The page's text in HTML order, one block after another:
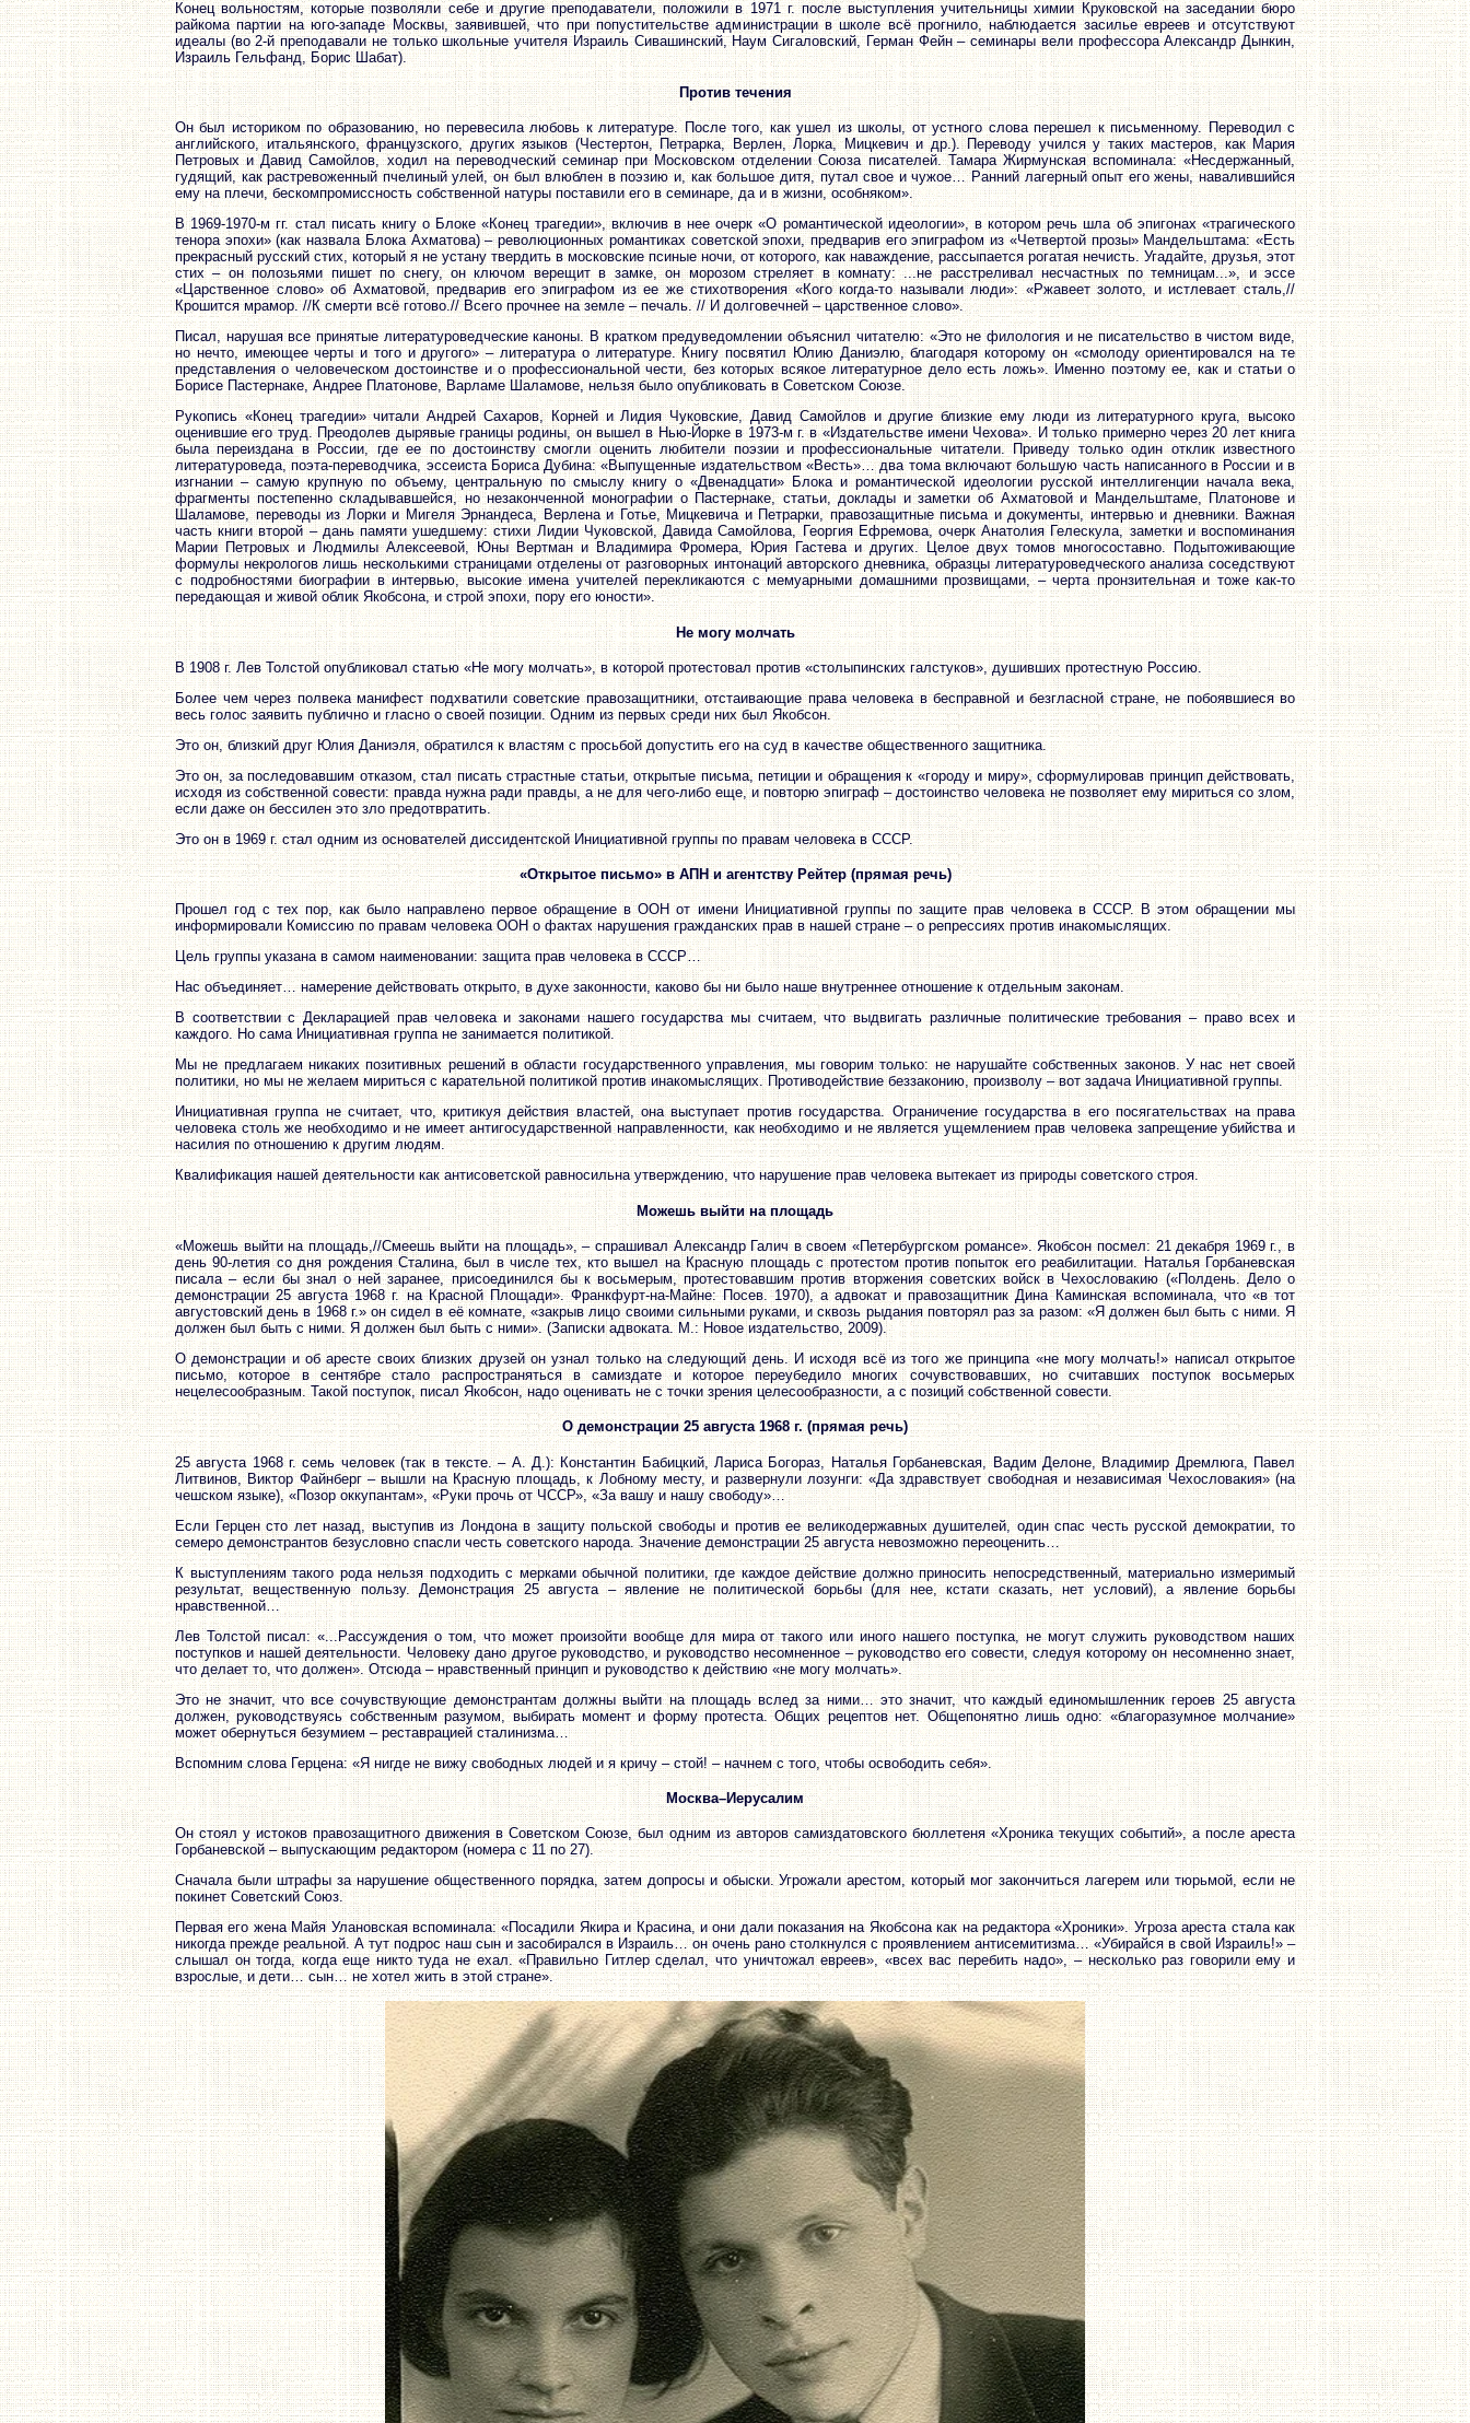
Конец вольностям, которые позволяли себе и другие преподаватели, положили в 1971 г. после выступления учительницы химии Круковской на заседании бюро
райкома партии на юго-западе Москвы, заявившей, что при попустительстве администрации в школе всё прогнило, наблюдается засилье евреев и отсутствуют
идеалы (во 2-й преподавали не только школьные учителя Израиль Сивашинский, Наум Сигаловский, Герман Фейн – семинары вели профессора Александр Дынкин,
Израиль Гельфанд, Борис Шабат).
Против течения
Он был историком по образованию, но перевесила любовь к литературе. После того, как ушел из школы, от устного слова перешел к письменному. Переводил с
английского, итальянского, французского, других языков (Честертон, Петрарка, Верлен, Лорка, Мицкевич и др.). Переводу учился у таких мастеров, как Мария
Петровых и Давид Самойлов, ходил на переводческий семинар при Московском отделении Союза писателей. Тамара Жирмунская вспоминала: «Несдержанный,
гудящий, как растревоженный пчелиный улей, он был влюблен в поэзию и, как большое дитя, путал свое и чужое… Ранний лагерный опыт его жены, навалившийся
ему на плечи, бескомпромиссность собственной натуры поставили его в семинаре, да и в жизни, особняком».
В 1969-1970-м гг. стал писать книгу о Блоке «Конец трагедии», включив в нее очерк «О романтической идеологии», в котором речь шла об эпигонах «трагического
тенора эпохи» (как назвала Блока Ахматова) – революционных романтиках советской эпохи, предварив его эпиграфом из «Четвертой прозы» Мандельштама: «Есть
прекрасный русский стих, который я не устану твердить в московские псиные ночи, от которого, как наваждение, рассыпается рогатая нечисть. Угадайте, друзья, этот
стих – он полозьями пишет по снегу, он ключом верещит в замке, он морозом стреляет в комнату: ...не расстреливал несчастных по темницам...», и эссе
«Царственное слово» об Ахматовой, предварив его эпиграфом из ее же стихотворения «Кого когда-то называли люди»: «Ржавеет золото, и истлевает сталь,//
Крошится мрамор. //К смерти всё готово.// Всего прочнее на земле – печаль. // И долговечней – царственное слово».
Писал, нарушая все принятые литературоведческие каноны. В кратком предуведомлении объяснил читателю: «Это не филология и не писательство в чистом виде,
но нечто, имеющее черты и того и другого» – литература о литературе. Книгу посвятил Юлию Даниэлю, благодаря которому он «смолоду ориентировался на те
представления о человеческом достоинстве и о профессиональной чести, без которых всякое литературное дело есть ложь». Именно поэтому ее, как и статьи о
Борисе Пастернаке, Андрее Платонове, Варламе Шаламове, нельзя было опубликовать в Советском Союзе.
Рукопись «Конец трагедии» читали Андрей Сахаров, Корней и Лидия Чуковские, Давид Самойлов и другие близкие ему люди из литературного круга, высоко
оценившие его труд. Преодолев дырявые границы родины, он вышел в Нью-Йорке в 1973-м г. в «Издательстве имени Чехова». И только примерно через 20 лет книга
была переиздана в России, где ее по достоинству смогли оценить любители поэзии и профессиональные читатели. Приведу только один отклик известного
литературоведа, поэта-переводчика, эссеиста Бориса Дубина: «Выпущенные издательством «Весть»… два тома включают большую часть написанного в России и в
изгнании – самую крупную по объему, центральную по смыслу книгу о «Двенадцати» Блока и романтической идеологии русской интеллигенции начала века,
фрагменты постепенно складывавшейся, но незаконченной монографии о Пастернаке, статьи, доклады и заметки об Ахматовой и Мандельштаме, Платонове и
Шаламове, переводы из Лорки и Мигеля Эрнандеса, Верлена и Готье, Мицкевича и Петрарки, правозащитные письма и документы, интервью и дневники. Важная
часть книги второй – дань памяти ушедшему: стихи Лидии Чуковской, Давида Самойлова, Георгия Ефремова, очерк Анатолия Гелескула, заметки и воспоминания
Марии Петровых и Людмилы Алексеевой, Юны Вертман и Владимира Фромера, Юрия Гастева и других. Целое двух томов многосоставно. Подытоживающие
формулы некрологов лишь несколькими страницами отделены от разговорных интонаций авторского дневника, образцы литературоведческого анализа соседствуют
с подробностями биографии в интервью, высокие имена учителей перекликаются с мемуарными домашними прозвищами, – черта пронзительная и тоже как-то
передающая и живой облик Якобсона, и строй эпохи, пору его юности».
Не могу молчать
В 1908 г. Лев Толстой опубликовал статью «Не могу молчать», в которой протестовал против «столыпинских галстуков», душивших протестную Россию.
Более чем через полвека манифест подхватили советские правозащитники, отстаивающие права человека в бесправной и безгласной стране, не побоявшиеся во
весь голос заявить публично и гласно о своей позиции. Одним из первых среди них был Якобсон.
Это он, близкий друг Юлия Даниэля, обратился к властям с просьбой допустить его на суд в качестве общественного защитника.
Это он, за последовавшим отказом, стал писать страстные статьи, открытые письма, петиции и обращения к «городу и миру», сформулировав принцип действовать,
исходя из собственной совести: правда нужна ради правды, а не для чего-либо еще, и повторю эпиграф – достоинство человека не позволяет ему мириться со злом,
если даже он бессилен это зло предотвратить.
Это он в 1969 г. стал одним из основателей диссидентской Инициативной группы по правам человека в СССР.
«Открытое письмо» в АПН и агентству Рейтер (прямая речь)
Прошел год с тех пор, как было направлено первое обращение в ООН от имени Инициативной группы по защите прав человека в СССР. В этом обращении мы
информировали Комиссию по правам человека ООН о фактах нарушения гражданских прав в нашей стране – о репрессиях против инакомыслящих.
Цель группы указана в самом наименовании: защита прав человека в СССР…
Нас объединяет… намерение действовать открыто, в духе законности, каково бы ни было наше внутреннее отношение к отдельным законам.
В соответствии с Декларацией прав человека и законами нашего государства мы считаем, что выдвигать различные политические требования – право всех и
каждого. Но сама Инициативная группа не занимается политикой.
Мы не предлагаем никаких позитивных решений в области государственного управления, мы говорим только: не нарушайте собственных законов. У нас нет своей
политики, но мы не желаем мириться с карательной политикой против инакомыслящих. Противодействие беззаконию, произволу – вот задача Инициативной группы.
Инициативная группа не считает, что, критикуя действия властей, она выступает против государства. Ограничение государства в его посягательствах на права
человека столь же необходимо и не имеет антигосударственной направленности, как необходимо и не является ущемлением прав человека запрещение убийства и
насилия по отношению к другим людям.
Квалификация нашей деятельности как антисоветской равносильна утверждению, что нарушение прав человека вытекает из природы советского строя.
Можешь выйти на площадь
«Можешь выйти на площадь,//Смеешь выйти на площадь», – спрашивал Александр Галич в своем «Петербургском романсе». Якобсон посмел: 21 декабря 1969 г., в
день 90-летия со дня рождения Сталина, был в числе тех, кто вышел на Красную площадь с протестом против попыток его реабилитации. Наталья Горбаневская
писала – если бы знал о ней заранее, присоединился бы к восьмерым, протестовавшим против вторжения советских войск в Чехословакию («Полдень. Дело о
демонстрации 25 августа 1968 г. на Красной Площади». Франкфурт-на-Майне: Посев. 1970), а адвокат и правозащитник Дина Каминская вспоминала, что «в тот
августовский день в 1968 г.» он сидел в её комнате, «закрыв лицо своими сильными руками, и сквозь рыдания повторял раз за разом: «Я должен был быть с ними. Я
должен был быть с ними. Я должен был быть с ними». (Записки адвоката. М.: Новое издательство, 2009).
О демонстрации и об аресте своих близких друзей он узнал только на следующий день. И исходя всё из того же принципа «не могу молчать!» написал открытое
письмо, которое в сентябре стало распространяться в самиздате и которое переубедило многих сочувствовавших, но считавших поступок восьмерых
нецелесообразным. Такой поступок, писал Якобсон, надо оценивать не с точки зрения целесообразности, а с позиций собственной совести.
О демонстрации 25 августа 1968 г. (прямая речь)
25 августа 1968 г. семь человек (так в тексте. – А. Д.): Константин Бабицкий, Лариса Богораз, Наталья Горбаневская, Вадим Делоне, Владимир Дремлюга, Павел
Литвинов, Виктор Файнберг – вышли на Красную площадь, к Лобному месту, и развернули лозунги: «Да здравствует свободная и независимая Чехословакия» (на
чешском языке), «Позор оккупантам», «Руки прочь от ЧССР», «За вашу и нашу свободу»…
Если Герцен сто лет назад, выступив из Лондона в защиту польской свободы и против ее великодержавных душителей, один спас честь русской демократии, то
семеро демонстрантов безусловно спасли честь советского народа. Значение демонстрации 25 августа невозможно переоценить…
К выступлениям такого рода нельзя подходить с мерками обычной политики, где каждое действие должно приносить непосредственный, материально измеримый
результат, вещественную пользу. Демонстрация 25 августа – явление не политической борьбы (для нее, кстати сказать, нет условий), а явление борьбы
нравственной…
Лев Толстой писал: «...Рассуждения о том, что может произойти вообще для мира от такого или иного нашего поступка, не могут служить руководством наших
поступков и нашей деятельности. Человеку дано другое руководство, и руководство несомненное – руководство его совести, следуя которому он несомненно знает,
что делает то, что должен». Отсюда – нравственный принцип и руководство к действию «не могу молчать».
Это не значит, что все сочувствующие демонстрантам должны выйти на площадь вслед за ними… это значит, что каждый единомышленник героев 25 августа
должен, руководствуясь собственным разумом, выбирать момент и форму протеста. Общих рецептов нет. Общепонятно лишь одно: «благоразумное молчание»
может обернуться безумием – реставрацией сталинизма…
Вспомним слова Герцена: «Я нигде не вижу свободных людей и я кричу – стой! – начнем с того, чтобы освободить себя».
Москва–Иерусалим
Он стоял у истоков правозащитного движения в Советском Союзе, был одним из авторов самиздатовского бюллетеня «Хроника текущих событий», а после ареста
Горбаневской – выпускающим редактором (номера с 11 по 27).
Сначала были штрафы за нарушение общественного порядка, затем допросы и обыски. Угрожали арестом, который мог закончиться лагерем или тюрьмой, если не
покинет Советский Союз.
Первая его жена Майя Улановская вспоминала: «Посадили Якира и Красина, и они дали показания на Якобсона как на редактора «Хроники». Угроза ареста стала как
никогда прежде реальной. А тут подрос наш сын и засобирался в Израиль… он очень рано столкнулся с проявлением антисемитизма… «Убирайся в свой Израиль!» –
слышал он тогда, когда еще никто туда не ехал. «Правильно Гитлер сделал, что уничтожал евреев», «всех вас перебить надо», – несколько раз говорили ему и
взрослые, и дети… сын… не хотел жить в этой стране».